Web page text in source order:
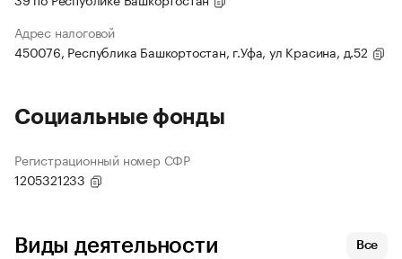
Адрес налоговой
450076, Республика Башкортостан, г.Уфа, ул Красина, д.52
Социальные фонды
Регистрационный номер СФР
1205321233
Виды деятельности Все